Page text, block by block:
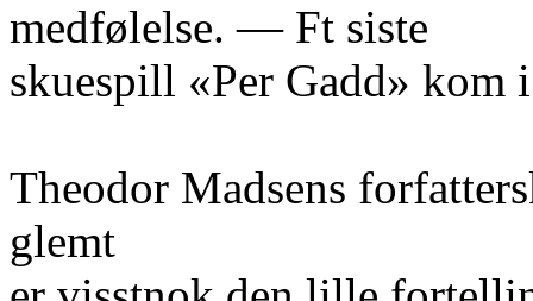
medfølelse. — Ft siste
skuespill «Per Gadd» kom
Theodor Madsens
glemt